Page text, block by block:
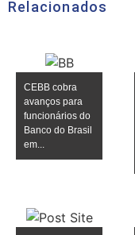
Relacionados
CEBB cobra
avanços para
funcionários do
Banco do Brasil
em...